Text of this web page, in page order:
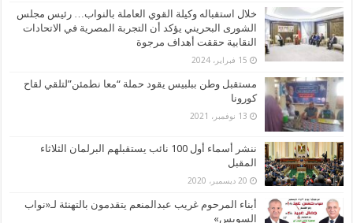
خلال استقباله وكيلة القوي العاملة بالنواب… رئيس مجلس
الشورى البحريني يؤكد أن التجربة المصرية في الاتحادات
النقابية حققت أهداف مرجوة
15 فبراير، 2024
مستقبل وطن ببلبيس يقود حملة “معا نطمئن”لتلقي لقاح
كورونا
13 نوفمبر، 2021
ننشر أسماء أول 100 نائب يستقبلهم البرلمان الثلاثاء
المقبل
20 ديسمبر، 2020
أبناء المرحوم غريب عبدالمنعم يتقدمون بالتهنئة لـ«نواب
السويس»